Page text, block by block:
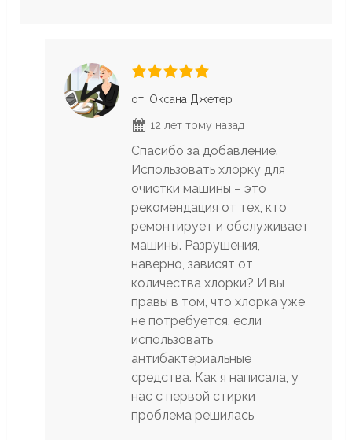
от: Оксана Джетер
12 лет тому назад
Спасибо за добавление.
Использовать хлорку для
очистки машины – это
рекомендация от тех, кто
ремонтирует и обслуживает
машины. Разрушения,
наверно, зависят от
количества хлорки? И вы
правы в том, что хлорка уже
не потребуется, если
использовать
антибактериальные
средства. Как я написала, у
нас с первой стирки
проблема решилась